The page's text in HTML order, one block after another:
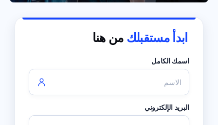
ابدأ مستقبلكمن هنا
اسمك الكامل
البريد الإلكتروني